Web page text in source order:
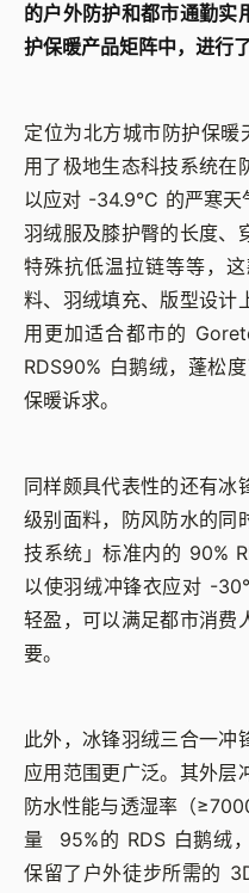
的户外防护和都市通勤实
护保暖产品矩阵中，进行
定位为北方城市防护保
用了极地生态科技系统在
以应对 -34.9°C 的严寒天
羽绒服及膝护臀的长度、
特殊抗低温拉链等等，
料、羽绒填充、版型设计
用更加适合都市的
RDS90% 白鹅绒，蓬松
保暖诉求。
同样颇具代表性的还有冰
级别面料，防风防水的同
技系统」标准内的 90%
以使羽绒冲锋衣应对 -
轻盈，可以满足都市消费
要。
此外，冰锋羽绒三合一冲
应用范围更广泛。其外层
防水性能与透湿率（
量 95%的 RDS 白鹅绒
保留了户外徒步所需的